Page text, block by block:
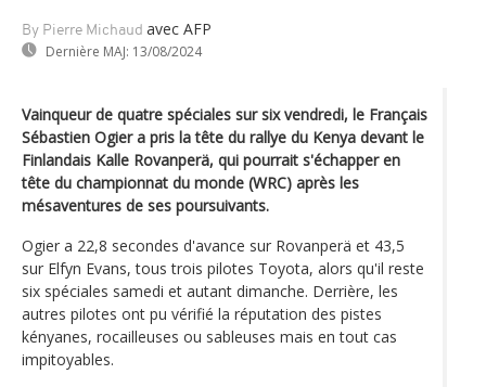
By Pierre Michaud avec AFP
Dernière MAJ: 13/08/2024
Vainqueur de quatre spéciales sur six vendredi, le Français
Sébastien Ogier a pris la tête du rallye du Kenya devant le
Finlandais Kalle Rovanperä, qui pourrait s'échapper en
tête du championnat du monde (WRC) après les
mésaventures de ses poursuivants.
Ogier a 22,8 secondes d'avance sur Rovanperä et 43,5
sur Elfyn Evans, tous trois pilotes Toyota, alors qu'il reste
six spéciales samedi et autant dimanche. Derrière, les
autres pilotes ont pu vérifié la réputation des pistes
kényanes, rocailleuses ou sableuses mais en tout cas
impitoyables.